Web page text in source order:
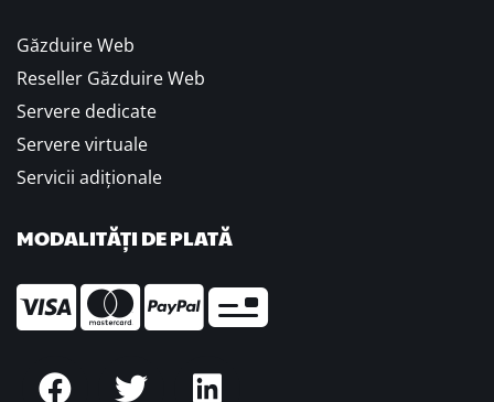
Găzduire Web
Reseller Găzduire Web
Servere dedicate
Servere virtuale
Servicii adiționale
MODALITĂȚI DE PLATĂ